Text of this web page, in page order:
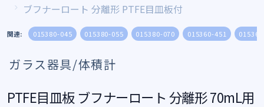
ブフナーロート 分離形 PTFE目皿板付
関連: 015380-045 015380-055 015380-070 015360-451
ガラス器具/体積計
PTFE目皿板 ブフナーロート 分離形 70mL用